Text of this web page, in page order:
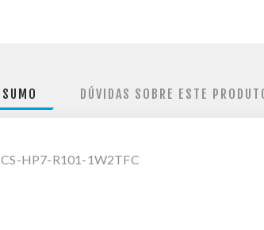
DÚVIDAS SOBRE ESTE
HP7-R101-1W2TFC